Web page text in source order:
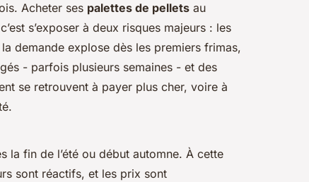
Acheter ses palettes de pellets au
s’exposer à deux risques majeurs : les
demande explose dès les premiers frimas,
- parfois plusieurs semaines - et des
se retrouvent à payer plus cher, voire à
la fin de l’été ou début automne. À cette
sont réactifs, et les prix sont